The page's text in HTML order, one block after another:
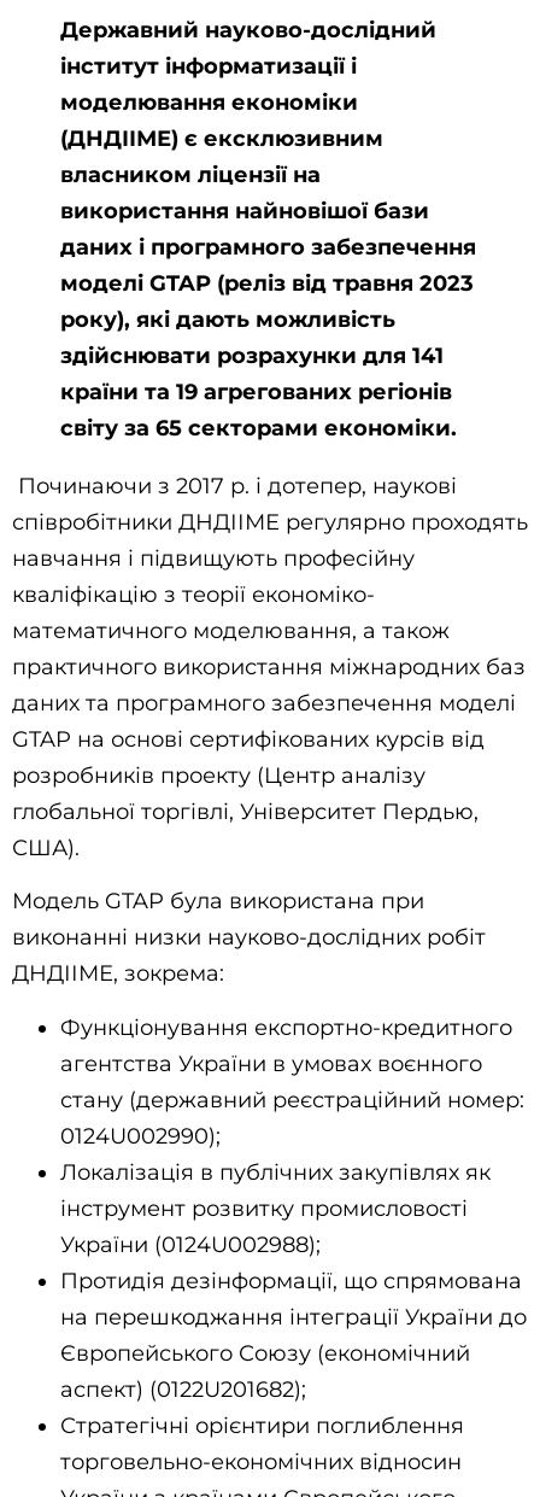
Державний науково-дослідний
інститут інформатизації і
моделювання економіки
(ДНДІІМЕ) є ексклюзивним
власником ліцензії на
використання найновішої бази
даних і програмного забезпечення
моделі GTAP (реліз від травня 2023
року), які дають можливість
здійснювати розрахунки для 141
країни та 19 агрегованих регіонів
світу за 65 секторами економіки.
Починаючи з 2017 р. і дотепер, наукові
співробітники ДНДІІМЕ регулярно проходять
навчання і підвищують професійну
кваліфікацію з теорії економіко-
математичного моделювання, а також
практичного використання міжнародних баз
даних та програмного забезпечення моделі
GTAP на основі сертифікованих курсів від
розробників проекту (Центр аналізу
глобальної торгівлі, Університет Пердью,
США).
Модель GTAP була використана при
виконанні низки науково-дослідних робіт
ДНДІІМЕ, зокрема:
Функціонування експортно-кредитного
агентства України в умовах воєнного
стану (державний реєстраційний номер:
0124U002990);
Локалізація в публічних закупівлях як
інструмент розвитку промисловості
України (0124U002988);
Протидія дезінформації, що спрямована
на перешкоджання інтеграції України до
Європейського Союзу (економічний
аспект) (0122U201682);
Стратегічні орієнтири поглиблення
торговельно-економічних відносин